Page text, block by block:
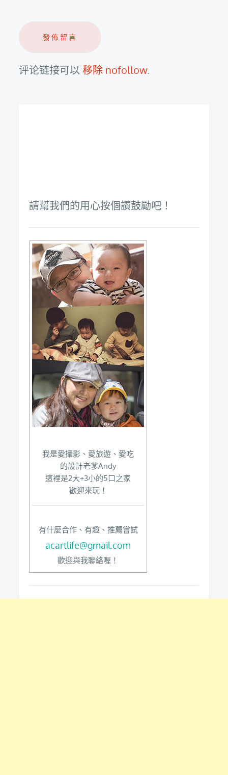
评论链接可以移除 nofollow.
請幫我們的用心按個讚鼓勵吧！
我是愛攝影、愛旅遊、愛吃
的設計老爹Andy
這裡是2大+3小的5口之家
歡迎來玩！
有什麼合作、有趣、推薦嘗試
acartlife@gmail.com
歡迎與我聯絡喔！